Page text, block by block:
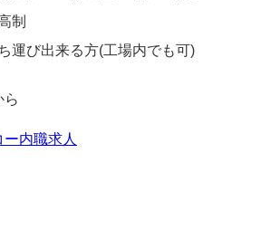
制
運び出来る方(工場内でも可)
ら
内職求人